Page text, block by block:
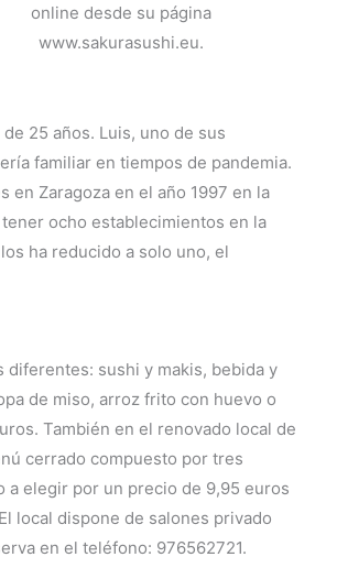
online desde su página
www.sakurasushi.eu.
25 años. Luis, uno de sus
familiar en tiempos de pandemia.
en Zaragoza en el año 1997 en la
ocho establecimientos en la
ha reducido a solo uno, el
sushi y makis, bebida y
de miso, arroz frito con huevo o
También en el renovado local de
cerrado compuesto por tres
a elegir por un precio de 9,95 euros
local dispone de salones privado
en el teléfono: 976562721.